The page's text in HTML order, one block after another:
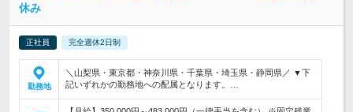
休み
正社員 完全週休2日制
勤務地
＼山梨県・東京都・神奈川県・千葉県・埼玉県・静岡県／ ▼下
記いずれかの勤務地への配属となります。…